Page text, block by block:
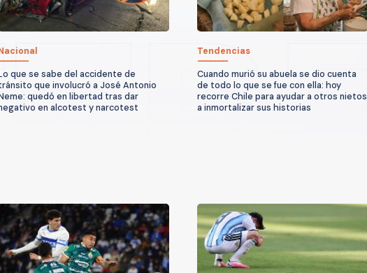
que se sabe del accidente de
que involucró a José Antonio
quedó en libertad tras dar
en alcotest y narcotest
Tendencias
Cuando murió su abuela se dio cuenta
de todo lo que se fue con ella: hoy
recorre Chile para ayudar a otros nietos
a inmortalizar sus historias